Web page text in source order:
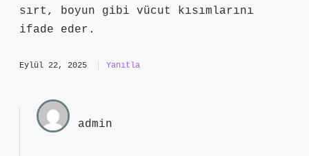
sırt, boyun gibi vücut kısımlarını
ifade eder.
Eylül 22, 2025 Yanıtla
admin